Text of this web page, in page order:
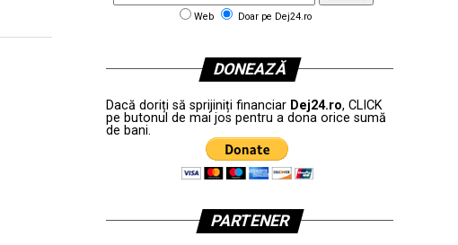
Web Doar pe Dej24.ro
DONEAZĂ
Dacă doriți să sprijiniți financiar Dej24.ro, CLICK
pe butonul de mai jos pentru a dona orice sumă
de bani.
PARTENER